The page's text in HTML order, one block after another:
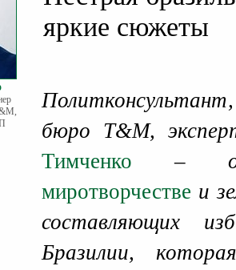
яркие сюжеты
бюро Т&М,
Тимченко –
миротворчестве и
составляющих
Бразилии,